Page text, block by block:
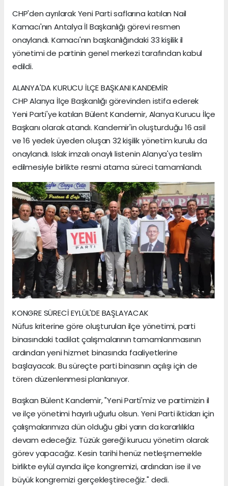
CHP'den ayrılarak Yeni Parti saflarına katılan Nail
Kamacı'nın Antalya İl Başkanlığı görevi resmen
onaylandı. Kamacı'nın başkanlığındaki 33 kişilik il
yönetimi de partinin genel merkezi tarafından kabul
edildi.
ALANYA'DA KURUCU İLÇE BAŞKANI KANDEMİR
CHP Alanya İlçe Başkanlığı görevinden istifa ederek
Yeni Parti'ye katılan Bülent Kandemir, Alanya Kurucu İlçe
Başkanı olarak atandı. Kandemir'in oluşturduğu 16 asil
ve 16 yedek üyeden oluşan 32 kişilik yönetim kurulu da
onaylandı. Islak imzalı onaylı listenin Alanya'ya teslim
edilmesiyle birlikte resmi atama süreci tamamlandı.
KONGRE SÜRECİ EYLÜL'DE BAŞLAYACAK
Nüfus kriterine göre oluşturulan ilçe yönetimi, parti
binasındaki tadilat çalışmalarının tamamlanmasının
ardından yeni hizmet binasında faaliyetlerine
başlayacak. Bu süreçte parti binasının açılışı için de
tören düzenlenmesi planlanıyor.
Başkan Bülent Kandemir, "Yeni Parti'miz ve partimizin il
ve ilçe yönetimi hayırlı uğurlu olsun. Yeni Parti iktidarı için
çalışmalarımıza dün olduğu gibi yarın da kararlılıkla
devam edeceğiz. Tüzük gereği kurucu yönetim olarak
görev yapacağız. Kesin tarihi henüz netleşmemekle
birlikte eylül ayında ilçe kongremizi, ardından ise il ve
büyük kongremizi gerçekleştireceğiz." dedi.